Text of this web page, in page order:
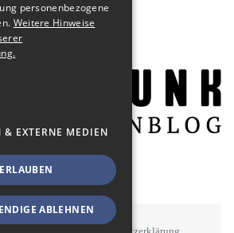
ENGLISH
personenbezogene
Weitere Hinweise
& EXTERNE MEDIEN
ABLEHNEN